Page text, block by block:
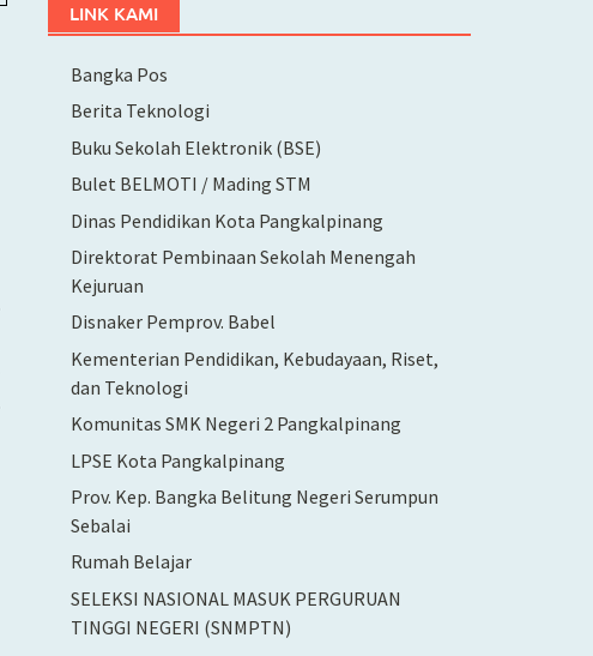
LINK KAMI
Bangka Pos
Berita Teknologi
Buku Sekolah Elektronik (BSE)
Bulet BELMOTI / Mading STM
Dinas Pendidikan Kota Pangkalpinang
Direktorat Pembinaan Sekolah Menengah
Kejuruan
Disnaker Pemprov. Babel
Kementerian Pendidikan, Kebudayaan, Riset,
dan Teknologi
Komunitas SMK Negeri 2 Pangkalpinang
LPSE Kota Pangkalpinang
Prov. Kep. Bangka Belitung Negeri Serumpun
Sebalai
Rumah Belajar
SELEKSI NASIONAL MASUK PERGURUAN
TINGGI NEGERI (SNMPTN)